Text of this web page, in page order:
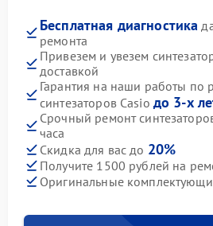
Бесплатная диагностика
ремонта
Привезем и увезем
доставкой
Гарантия на наши работы по
синтезаторов Casio до 3-х
Срочный ремонт
часа
Скидка для вас до 20%
Получите 1500 рублей на
Оригинальные